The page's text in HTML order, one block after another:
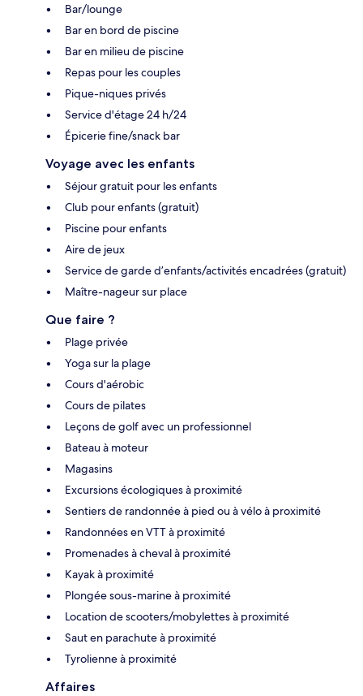
Bar/lounge
Bar en bord de piscine
Bar en milieu de piscine
Repas pour les couples
Pique-niques privés
Service d'étage 24 h/24
Épicerie fine/snack bar
Voyage avec les enfants
Séjour gratuit pour les enfants
Club pour enfants (gratuit)
Piscine pour enfants
Aire de jeux
Service de garde d’enfants/activités encadrées (gratuit)
Maître-nageur sur place
Que faire ?
Plage privée
Yoga sur la plage
Cours d'aérobic
Cours de pilates
Leçons de golf avec un professionnel
Bateau à moteur
Magasins
Excursions écologiques à proximité
Sentiers de randonnée à pied ou à vélo à proximité
Randonnées en VTT à proximité
Promenades à cheval à proximité
Kayak à proximité
Plongée sous-marine à proximité
Location de scooters/mobylettes à proximité
Saut en parachute à proximité
Tyrolienne à proximité
Affaires